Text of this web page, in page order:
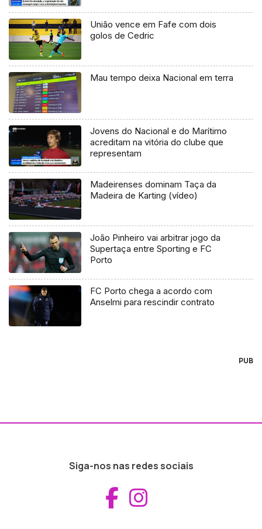
União vence em Fafe com dois
golos de Cedric
Mau tempo deixa Nacional em terra
Jovens do Nacional e do Marítimo
acreditam na vitória do clube que
representam
Madeirenses dominam Taça da
Madeira de Karting (vídeo)
João Pinheiro vai arbitrar jogo da
Supertaça entre Sporting e FC
Porto
FC Porto chega a acordo com
Anselmi para rescindir contrato
PUB
Siga-nos nas redes sociais
Aceder ao